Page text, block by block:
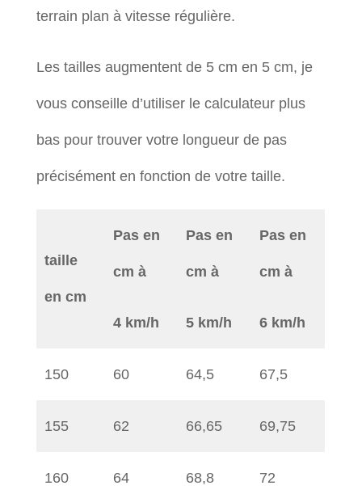
terrain plan à vitesse régulière.
Les tailles augmentent de 5 cm en 5 cm, je
vous conseille d’utiliser le calculateur plus
bas pour trouver votre longueur de pas
précisément en fonction de votre taille.
taille
en cm
Pas en
cm à
4 km/h
Pas en
cm à
5 km/h
Pas en
cm à
6 km/h
150 60 64,5 67,5
155 62 66,65 69,75
160 64 68,8 72